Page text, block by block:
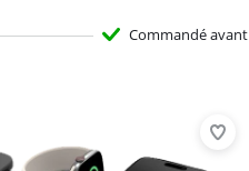
Commandé avant